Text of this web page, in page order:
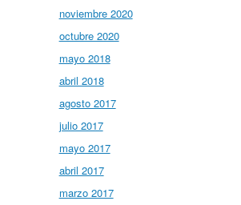
noviembre 2020
octubre 2020
mayo 2018
abril 2018
agosto 2017
julio 2017
mayo 2017
abril 2017
marzo 2017